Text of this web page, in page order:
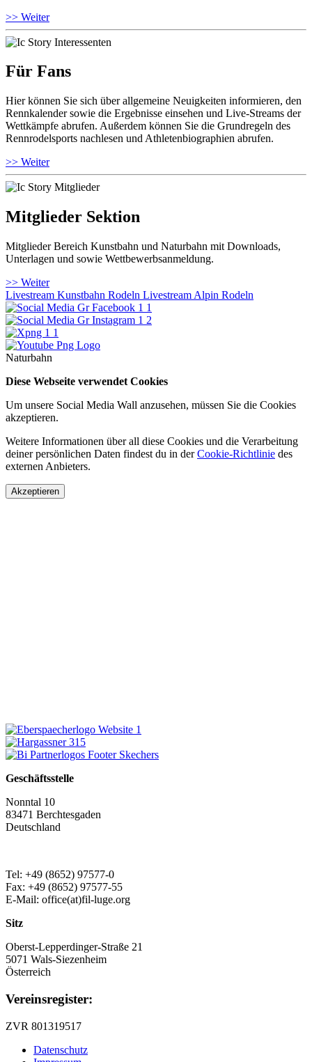
>> Weiter
Für Fans
Hier können Sie sich über allgemeine Neuigkeiten informieren, den
Rennkalender sowie die Ergebnisse einsehen und Live-Streams der
Wettkämpfe abrufen. Außerdem können Sie die Grundregeln des
Rennrodelsports nachlesen und Athletenbiographien abrufen.
>> Weiter
Mitglieder Sektion
Mitglieder Bereich Kunstbahn und Naturbahn mit Downloads,
Unterlagen und sowie Wettbewerbsanmeldung.
>> Weiter
Livestream Kunstbahn Rodeln Livestream Alpin Rodeln
Naturbahn
Diese Webseite verwendet Cookies
Um unsere Social Media Wall anzusehen, müssen Sie die Cookies
akzeptieren.
Weitere Informationen über all diese Cookies und die Verarbeitung
deiner persönlichen Daten findest du in derCookie-Richtlinie des
externen Anbieters.
Akzeptieren
Geschäftsstelle
Nonntal 10
83471 Berchtesgaden
Deutschland
Tel: +49 (8652) 97577-0
Fax: +49 (8652) 97577-55
E-Mail: office(at)fil-luge.org
Sitz
Oberst-Lepperdinger-Straße 21
5071 Wals-Siezenheim
Österreich
Vereinsregister:
ZVR 801319517
Datenschutz